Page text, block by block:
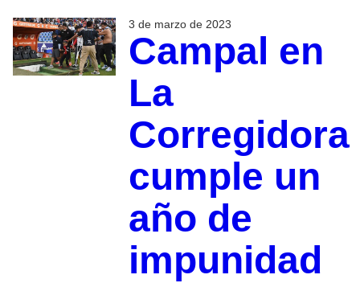
3 de marzo de 2023
Campal en
La
Corregidora
cumple un
año de
impunidad